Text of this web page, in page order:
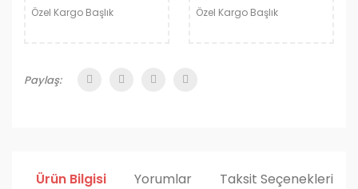
Özel Kargo Başlık Özel Kargo Başlık
Paylaş:
Ürün Bilgisi Yorumlar Taksit Seçenekleri